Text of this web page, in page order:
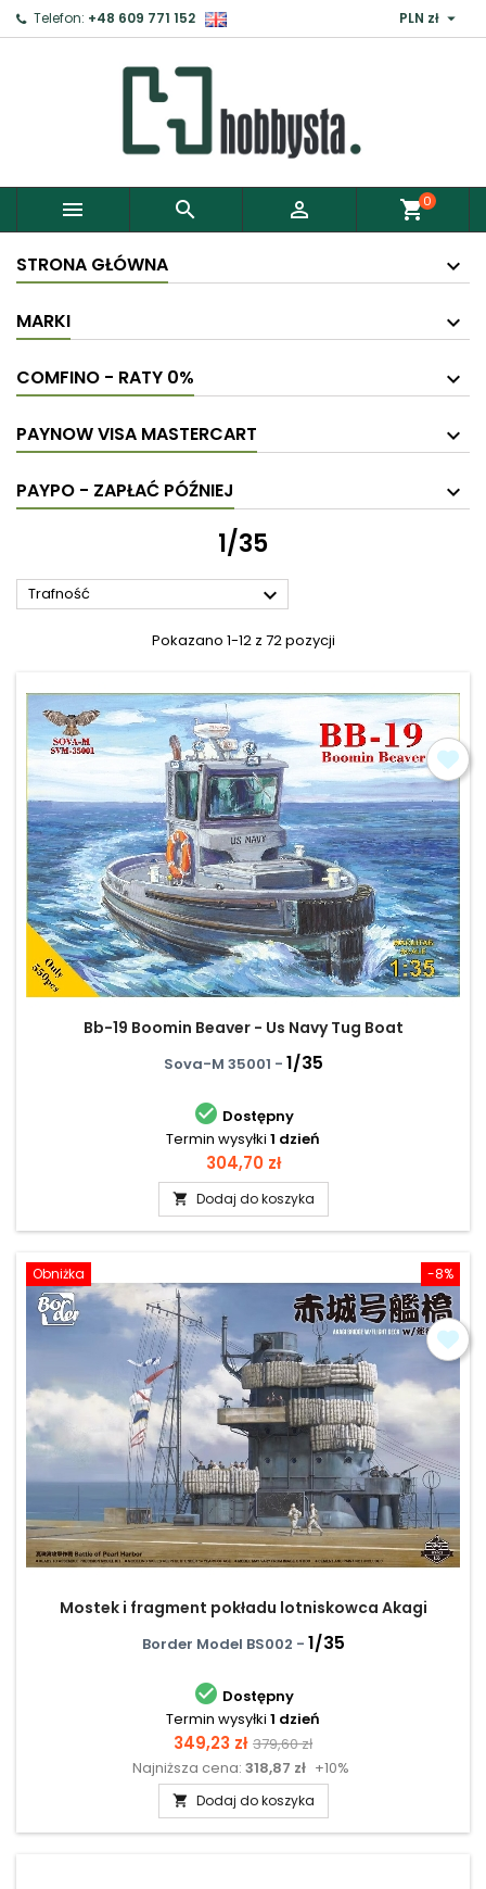
Telefon: +48 609 771 152 PLN zł 
   shopping_cart0
STRONA GŁÓWNA
MARKI
COMFINO - RATY 0%
PAYNOW VISA MASTERCART
PAYPO - ZAPŁAĆ PÓŹNIEJ
1/35
Trafność 
Pokazano 1-12 z 72 pozycji
Bb-19 Boomin Beaver - Us Navy Tug Boat
Sova-M 35001 - 1/35
 Dostępny
Termin wysyłki 1 dzień
Cena
304,70 zł
 Dodaj do koszyka
-8%
Obniżka
Mostek i fragment pokładu lotniskowca Akagi
Border Model BS002 - 1/35
 Dostępny
Termin wysyłki 1 dzień
Cena
349,23 zł Cena
podstawowa
379,60 zł
Najniższa cena: 318,87 zł +10%
 Dodaj do koszyka
Zaloguj ×
Aby zapisać produkty do Schowka, musisz się
Anuluj Zaloguj